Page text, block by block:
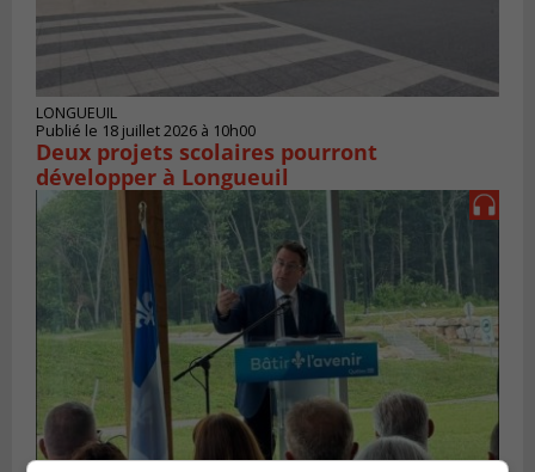
LONGUEUIL
Publié le 18 juillet 2026 à 10h00
Deux projets scolaires pourront
développer à Longueuil